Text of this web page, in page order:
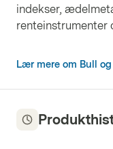
indekser,
renteinstrumenter
Lær mere om Bull